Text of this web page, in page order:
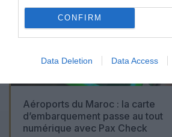
CONFIRM
Data Deletion Data Access
Aéroports du Maroc : la carte
d’embarquement passe au tout
numérique avec Pax Check